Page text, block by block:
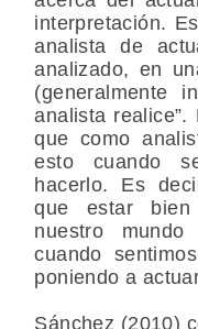
interpretación.
analista de
analizado, en
(generalmente
analista
que como
esto cuando
hacerlo. Es
que estar bien
nuestro
cuando
poniendo a
Sánchez (2010)